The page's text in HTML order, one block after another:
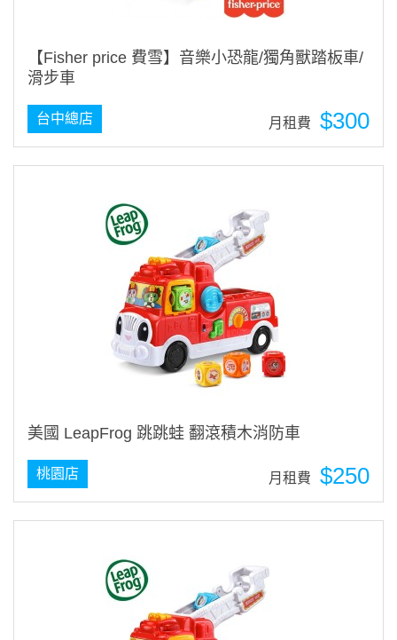
【Fisher price 費雪】音樂小恐龍/獨角獸踏板車/
滑步車
$300
月租費
台中總店
美國 LeapFrog 跳跳蛙 翻滾積木消防車
$250
月租費
桃園店